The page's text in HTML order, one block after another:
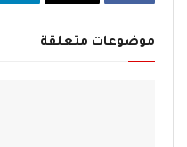
موضوعات متعلقة